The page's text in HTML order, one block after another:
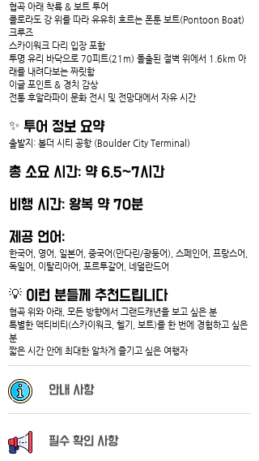
협곡 아래 착륙 & 보트 투어
콜로라도 강 위를 따라 유유히 흐르는 폰툰 보트(Pontoon Boat)
크루즈
스카이워크 다리 입장 포함
투명 유리 바닥으로 70피트(21m) 돌출된 절벽 위에서 1.6km 아
래를 내려다보는 짜릿함
이글 포인트 & 경치 감상
전통 후알라파이 문화 전시 및 전망대에서 자유 시간
✨ 투어 정보 요약
출발지: 볼더 시티 공항 (Boulder City Terminal)
총 소요 시간: 약 6.5~7시간
비행 시간: 왕복 약 70분
제공 언어:
한국어, 영어, 일본어, 중국어(만다린/광둥어), 스페인어, 프랑스어,
독일어, 이탈리아어, 포르투갈어, 네덜란드어
💡 이런 분들께 추천드립니다
협곡 위와 아래, 모든 방향에서 그랜드캐년을 보고 싶은 분
특별한 액티비티(스카이워크, 헬기, 보트)를 한 번에 경험하고 싶은
분
짧은 시간 안에 최대한 알차게 즐기고 싶은 여행자
안내 사항
필수 확인 사항